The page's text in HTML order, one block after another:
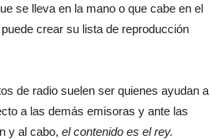
se lleva en la mano o que cabe en el
crear su lista de reproducción
de radio suelen ser quienes ayudan a
a las demás emisoras y ante las
y al cabo, el contenido es el rey.